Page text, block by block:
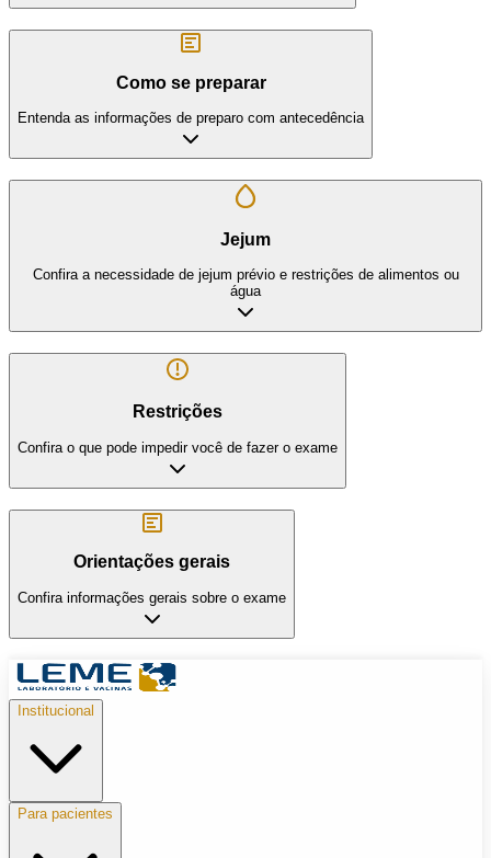
Como se preparar
Entenda as informações de preparo com antecedência
Jejum
Confira a necessidade de jejum prévio e restrições de alimentos ou
água
Restrições
Confira o que pode impedir você de fazer o exame
Orientações gerais
Confira informações gerais sobre o exame
Institucional
Para pacientes